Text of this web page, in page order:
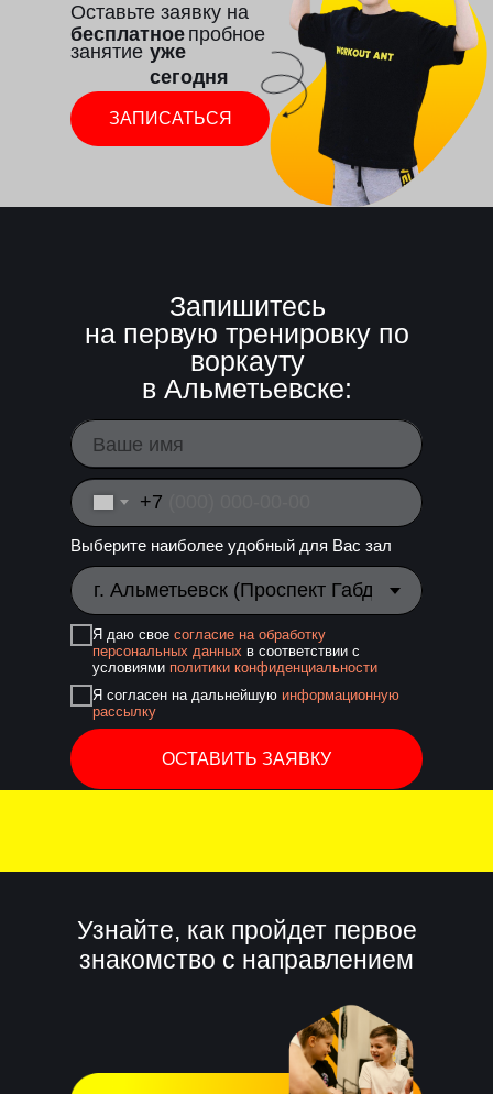
Оставьте заявку на
бесплатное пробное
занятие уже
сегодня
ЗАПИСАТЬСЯ
Запишитесь
на первую тренировку по
воркауту
в Альметьевске:
Ваше имя
+7
Выберите наиболее удобный для Вас зал
Я даю свое согласие на обработку
персональных данных в соответствии с
условиями политики конфиденциальности
Я согласен на дальнейшую информационную
рассылку
ОСТАВИТЬ ЗАЯВКУ
Узнайте, как пройдет первое
знакомство с направлением